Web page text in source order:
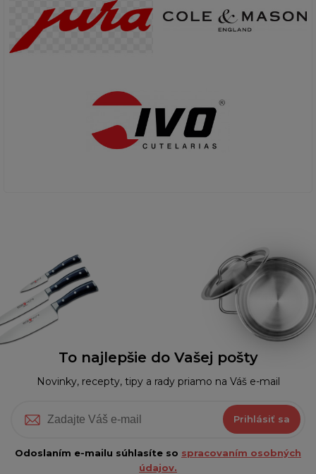
To najlepšie do Vašej pošty
Novinky, recepty, tipy a rady priamo na Váš e-mail
Prihlásiť sa
Odoslaním e-mailu súhlasíte so spracovaním osobných
údajov.